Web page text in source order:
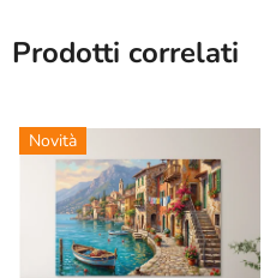
Prodotti correlati
Novità